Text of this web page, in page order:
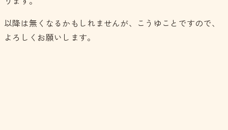
以降は無くなるかもしれませんが、こうゆことですので、
よろしくお願いします。